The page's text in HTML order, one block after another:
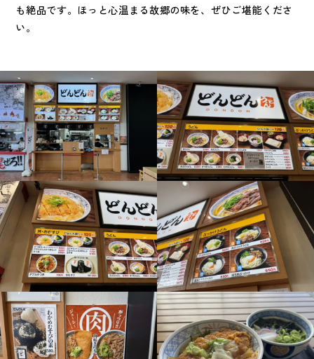
も絶品です。ほっと心温まる故郷の味を、ぜひご堪能くださ
い。